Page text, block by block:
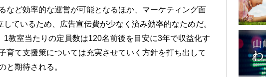
など効率的な運営が可能となるほか、マーケティング面
ているため、広告宣伝費が少なく済み効率的なためだ。
教室当たりの定員数は120名前後を目安に3年で収益化す
育て支援策については充実させていく方針を打ち出して
と期待される。